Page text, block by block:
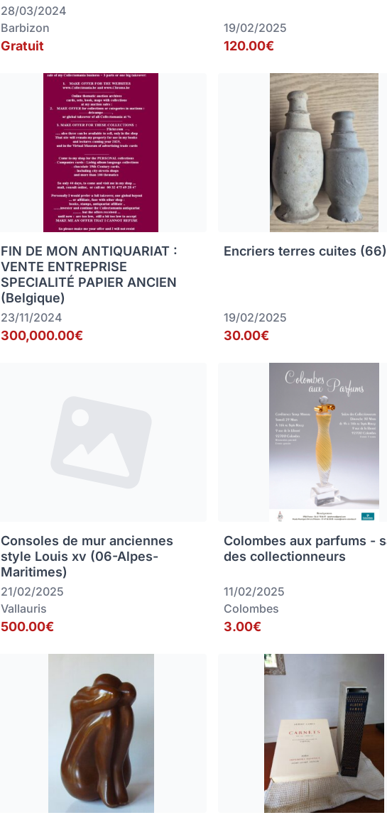
28/03/2024
Barbizon
Gratuit
19/02/2025
120.00€
FIN DE MON ANTIQUARIAT :
VENTE ENTREPRISE
SPECIALITÉ PAPIER ANCIEN
(Belgique)
23/11/2024
300,000.00€
Encriers terres cuites (66)
19/02/2025
30.00€
Consoles de mur anciennes
style Louis xv (06-Alpes-
Maritimes)
21/02/2025
Vallauris
500.00€
Colombes aux parfums -
des collectionneurs
11/02/2025
Colombes
3.00€